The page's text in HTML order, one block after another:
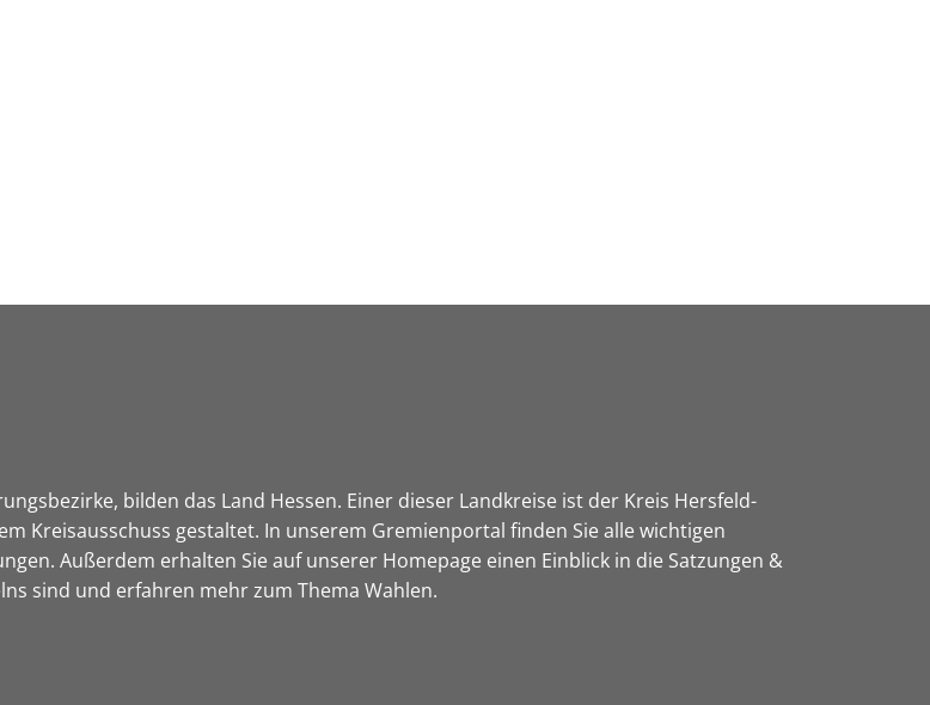
bilden das Land Hessen. Einer dieser Landkreise ist der Kreis Hersfeld-
Kreisausschuss gestaltet. In unserem Gremienportal finden Sie alle wichtigen
Außerdem erhalten Sie auf unserer Homepage einen Einblick in die Satzungen &
sind und erfahren mehr zum Thema Wahlen.